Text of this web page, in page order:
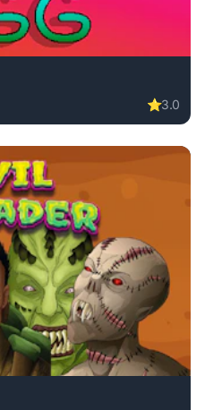
⭐3.0
arcade game, no